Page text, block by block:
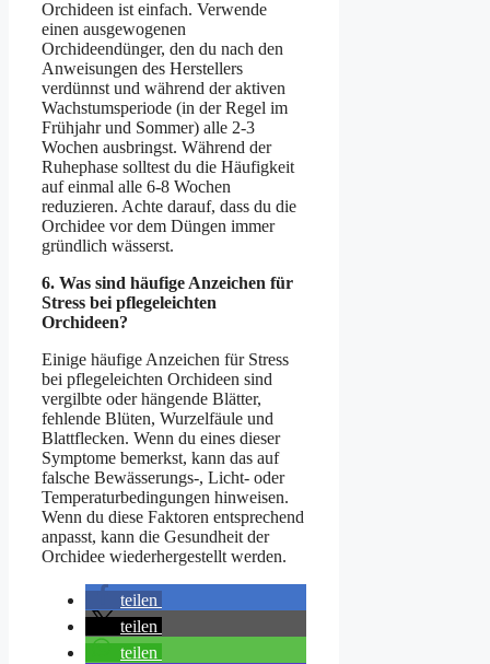
Orchideen ist einfach. Verwende
einen ausgewogenen
Orchideendünger, den du nach den
Anweisungen des Herstellers
verdünnst und während der aktiven
Wachstumsperiode (in der Regel im
Frühjahr und Sommer) alle 2-3
Wochen ausbringst. Während der
Ruhephase solltest du die Häufigkeit
auf einmal alle 6-8 Wochen
reduzieren. Achte darauf, dass du die
Orchidee vor dem Düngen immer
gründlich wässerst.
6. Was sind häufige Anzeichen für
Stress bei pflegeleichten
Orchideen?
Einige häufige Anzeichen für Stress
bei pflegeleichten Orchideen sind
vergilbte oder hängende Blätter,
fehlende Blüten, Wurzelfäule und
Blattflecken. Wenn du eines dieser
Symptome bemerkst, kann das auf
falsche Bewässerungs-, Licht- oder
Temperaturbedingungen hinweisen.
Wenn du diese Faktoren entsprechend
anpasst, kann die Gesundheit der
Orchidee wiederhergestellt werden.
teilen
teilen
teilen